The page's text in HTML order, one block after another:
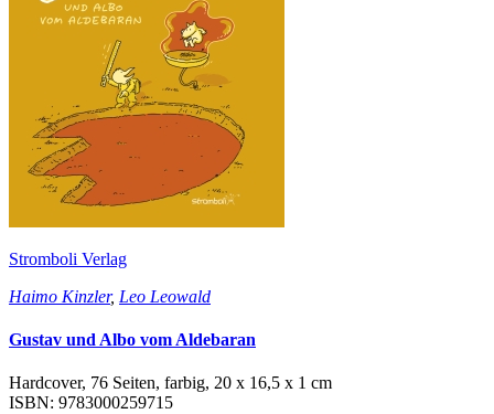
Stromboli Verlag
Haimo Kinzler, Leo Leowald
Gustav und Albo vom Aldebaran
Hardcover, 76 Seiten, farbig, 20 x 16,5 x 1 cm
ISBN: 9783000259715